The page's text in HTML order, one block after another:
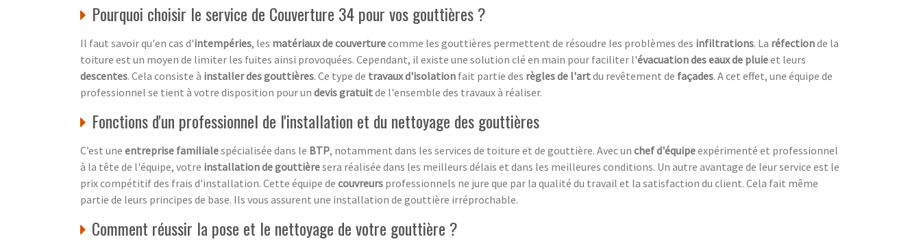
Pourquoi choisir le service de Couverture 34 pour vos gouttières ?
Il faut savoir qu'en cas d'intempéries, les matériaux de couverturecomme les gouttières permettent de résoudre les problèmes des infiltrations. La réfectionde la
toiture est un moyen de limiter les fuites ainsi provoquées. Cependant, il existe une solution clé en main pour faciliter l'évacuation des eaux de pluieet leurs
descentes. Cela consiste à installer des gouttières. Ce type de travaux d'isolation fait partie des règles de l'artdu revêtement de façades. A cet effet, une équipe de
professionnel se tient à votre disposition pour un devis gratuitde l'ensemble des travaux à réaliser.
Fonctions d'un professionnel de l'installation et du nettoyage des gouttières
C’est une entreprise familialespécialisée dans le BTP, notamment dans les services de toiture et de gouttière. Avec un chef d'équipeexpérimenté et professionnel
à la tête de l'équipe, votre installation de gouttièresera réalisée dans les meilleurs délais et dans les meilleures conditions. Un autre avantage de leur service est le
prix compétitif des frais d'installation. Cette équipe de couvreurs professionnels ne jure que par la qualité du travail et la satisfaction du client. Cela fait même
partie de leurs principes de base. Ils vous assurent une installation de gouttière irréprochable.
Comment réussir la pose et le nettoyage de votre gouttière ?